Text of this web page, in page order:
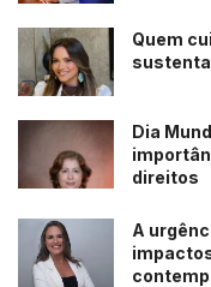
Quem
sustenta
Dia
direitos
A